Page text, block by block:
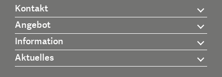
Kontakt
Angebot
Information
Aktuelles